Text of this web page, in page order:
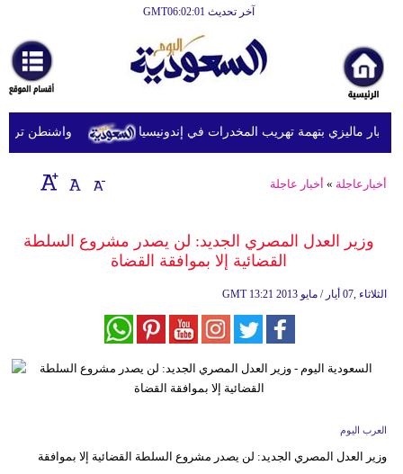
آخر تحديث GMT06:02:01
أخبارعاجلة
رياضة
ثقافة
إقتصاد
وموسيقى
ديكور
واشنطن ترفع ماليزي بتهمة تهريب المخدرات في إندونيسيا
أخبارعاجلة » أخبار عاجلة
وزير العدل المصري الجديد: لن يصدر مشروع السلطة
القضائية إلا بموافقة القضاة
GMT 13:21 2013 الثلاثاء ,07 أيار / مايو
العرب اليوم
وزير العدل المصري الجديد: لن يصدر مشروع السلطة القضائية إلا بموافقة